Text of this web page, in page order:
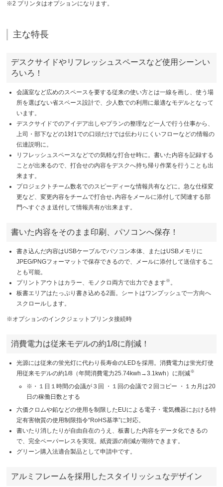
※2 プリンタはオプションになります。
主な特長
デスクサイドやリフレッシュスペースなど使用シーンい
ろいろ！
会議室など広めのスペースを要する従来の使い方とは一線を画し、使う場
所を選ばない省スペース設計で、少人数での利用に最適なモデルとなって
います。
デスクサイドでのアイデア出しやプランの整理など一人で行う仕事から、
上司・部下などの1対1での口頭だけでは伝わりにくいフローなどの情報の
伝達説明に。
リフレッシュスペースなどでの気軽な打合せ時に。書いた内容を記録する
ことが出来るので、打合せの内容をデスクへ持ち帰り作業を行うことも出
来ます。
プロジェクトチーム数名でのスピーディーな情報共有などに。急な仕様変
更など、変更内容をチームで打合せ､内容をメールに添付して関連する部
門へすぐさま送付して情報共有が出来ます。
書いた内容をそのまま印刷、パソコンへ保存！
書き込んだ内容はUSBケーブルでパソコン本体、またはUSBメモリに
JPEG/PNGフォーマットで保存できるので、メールに添付して送信するこ
とも可能。
プリントアウトはカラー、モノクロ両方で出力できます※ 。
板書エリアはたっぷり書き込める2面。シートはワンプッシュで一方向へ
スクロールします。
※オプションのインクジェットプリンタ接続時
消費電力は従来モデルの約1/8に削減！
光源には従来の蛍光灯に代わり長寿命のLEDを採用。消費電力は蛍光灯使
用従来モデルの約1/8（年間消費電力25.74kwh→3.1kwh）に削減※
※ ・１日１時間の会議が３回 ・１回の会議で２回コピー ・１カ月は20
日の稼働日数とする
六価クロムや鉛などの使用を制限したEUによる電子・電気機器における特
定有害物質の使用制限指令“RoHS基準”に対応。
書いたり消したりが自由自在のうえ、板書した内容をデータ化できるの
で、完全ペーパーレスを実現。紙資源の削減が期待できます。
グリーン購入法適合製品として申請中です。
アルミフレームを採用したスタイリッシュなデザイン